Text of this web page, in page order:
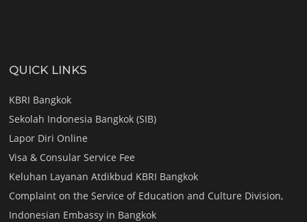
QUICK LINKS
KBRI Bangkok
Sekolah Indonesia Bangkok (SIB)
Lapor Diri Online
Visa & Consular Service Fee
Keluhan Layanan Atdikbud KBRI Bangkok
Complaint on the Service of Education and Culture Division,
Indonesian Embassy in Bangkok